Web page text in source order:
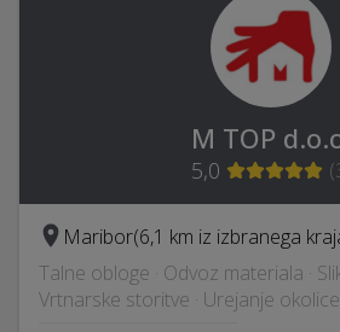
M TOP
5,0 (
Maribor(6,1 km iz izbranega
Talne obloge · Odvoz materiala ·
Vrtnarske storitve · Urejanje okolice